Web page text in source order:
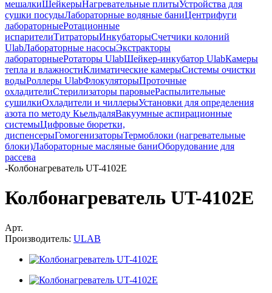
мешалкиШейкерыНагревательные плитыУстройства для
сушки посудыЛабораторные водяные баниЦентрифуги
лабораторныеРотационные
испарителиТитраторыИнкубаторыСчетчики колоний
UlabЛабораторные насосыЭкстракторы
лабораторныеРотаторы UlabШейкер-инкубатор UlabКамеры
тепла и влажностиКлиматические камерыСистемы очистки
водыРоллеры UlabФлокуляторыПроточные
охладителиСтерилизаторы паровыеРаспылительные
сушилкиОхладители и чиллерыУстановки для определения
азота по методу КьельдаляВакуумные аспирационные
системыЦифровые бюретки,
диспенсерыГомогенизаторыТермоблоки (нагревательные
блоки)Лабораторные масляные баниОборудование для
рассева
-Колбонагреватель UT-4102E
Колбонагреватель UT-4102E
Арт.
Производитель: ULAB